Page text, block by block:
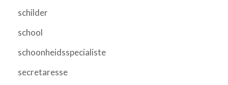
schilder
school
schoonheidsspecialiste
secretaresse